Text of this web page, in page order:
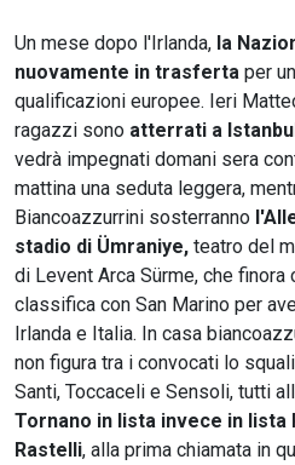
Un mese dopo l'Irlanda, la
nuovamente in trasferta per
qualificazioni europee. Ieri
ragazzi sono atterrati a
vedrà impegnati domani sera
mattina una seduta leggera,
Biancoazzurrini sosterranno
stadio di Ümraniye, teatro del
di Levent Arca Sürme, che
classifica con San Marino per
Irlanda e Italia. In casa
non figura tra i convocati lo
Santi, Toccaceli e Sensoli, tutti
Tornano in lista invece in lista
Rastelli, alla prima chiamata in